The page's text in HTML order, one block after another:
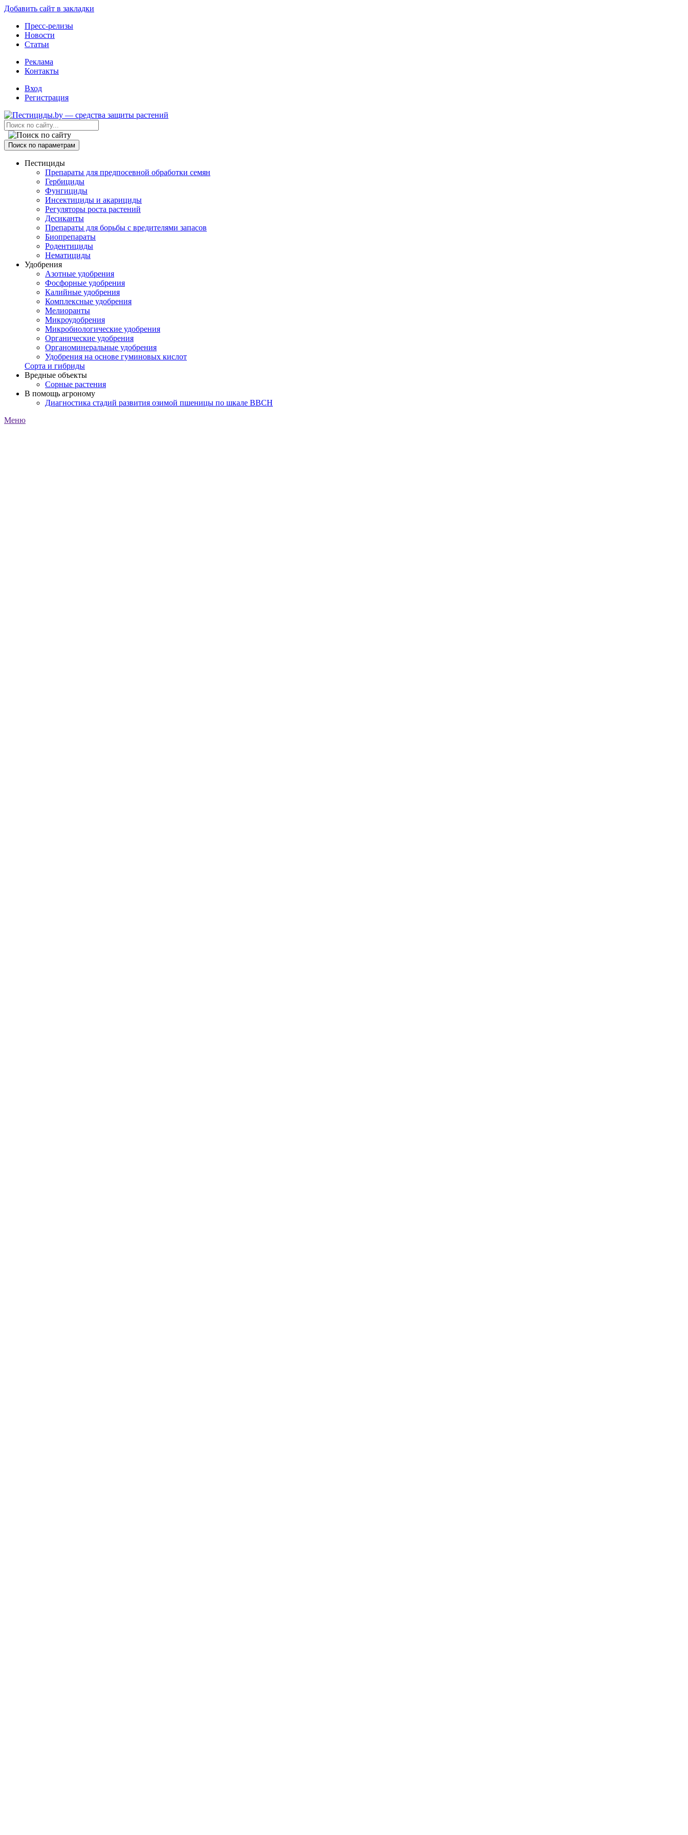
Добавить сайт в закладки
Пресс-релизы
Новости
Статьи
Реклама
Контакты
Вход
Регистрация
Поиск по параметрам
Пестициды
Препараты для предпосевной обработки семян
Гербициды
Фунгициды
Инсектициды и акарициды
Регуляторы роста растений
Десиканты
Препараты для борьбы с вредителями запасов
Биопрепараты
Родентициды
Нематициды
Удобрения
Азотные удобрения
Фосфорные удобрения
Калийные удобрения
Комплексные удобрения
Мелиоранты
Микроудобрения
Микробиологические удобрения
Органические удобрения
Органоминеральные удобрения
Удобрения на основе гуминовых кислот
Сорта и гибриды
Вредные объекты
Сорные растения
В помощь агроному
Диагностика стадий развития озимой пшеницы по шкале ВВСН
Меню